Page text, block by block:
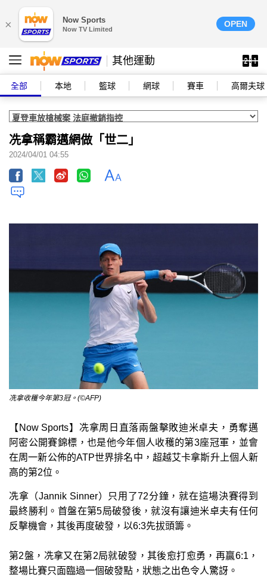
× Now Sports
Now TV Limited
OPEN
其他運動
全部 本地 籃球 網球 賽車 高爾夫球
冼拿稱霸邁網做「世二」
2024/04/01 04:55
冼拿收穫今年第3冠。(©AFP)
【Now Sports】冼拿周日直落兩盤擊敗迪米卓夫，勇奪邁
阿密公開賽錦標，也是他今年個人收穫的第3座冠軍，並會
在周一新公佈的ATP世界排名中，超越艾卡拿斯升上個人新
高的第2位。
冼拿（Jannik Sinner）只用了72分鐘，就在這場決賽得到
最終勝利。首盤在第5局破發後，就沒有讓迪米卓夫有任何
反擊機會，其後再度破發，以6:3先拔頭籌。
第2盤，冼拿又在第2局就破發，其後愈打愈勇，再贏6:1，
整場比賽只面臨過一個破發點，狀態之出色令人驚訝。